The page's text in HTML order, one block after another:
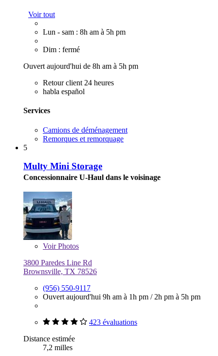
Voir tout
Lun - sam : 8h am à 5h pm
Dim : fermé
Ouvert aujourd'hui de 8h am à 5h pm
Retour client 24 heures
habla español
Services
Camions de déménagement
Remorques et remorquage
5
Multy Mini Storage
Concessionnaire U-Haul dans le voisinage
VoirPhotos
3800 Paredes Line Rd
Brownsville, TX 78526
(956) 550-9117
Ouvert aujourd'hui 9h am à 1h pm / 2h pm à 5h pm
423 évaluations
Distance estimée
7,2 milles